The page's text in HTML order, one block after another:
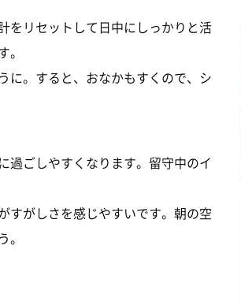
をリセットして日中にしっかりと活
に。すると、おなかもすくので、シ
過ごしやすくなります。留守中のイ
すがしさを感じやすいです。朝の空